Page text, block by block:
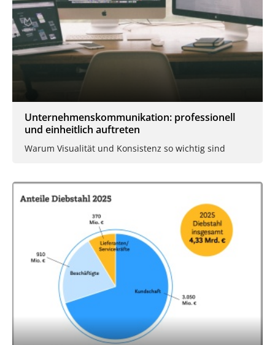
Unternehmenskommunikation: professionell
und einheitlich auftreten
Warum Visualität und Konsistenz so wichtig sind